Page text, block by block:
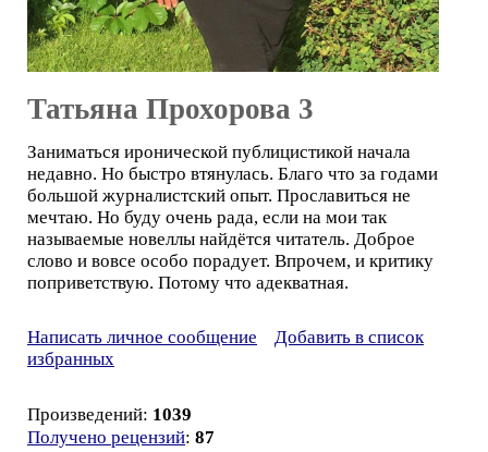
Татьяна Прохорова 3
Заниматься иронической публицистикой начала
недавно. Но быстро втянулась. Благо что за годами
большой журналистский опыт. Прославиться не
мечтаю. Но буду очень рада, если на мои так
называемые новеллы найдётся читатель. Доброе
слово и вовсе особо порадует. Впрочем, и критику
поприветствую. Потому что адекватная.
Написать личное сообщение
Добавить в список
избранных
Произведений: 1039
Получено рецензий: 87